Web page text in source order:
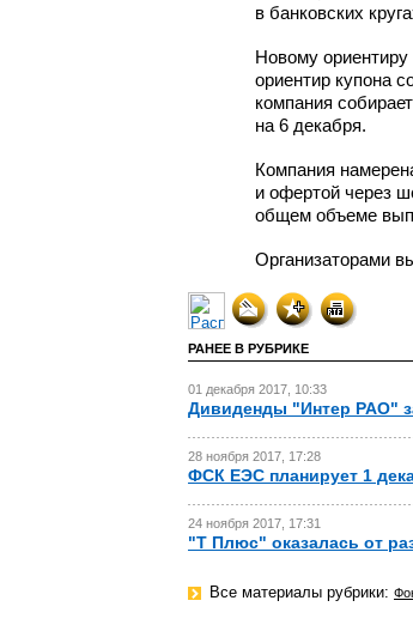
в банковских
Новому
ориентир купона
компания
на 6 декабря.
Компания
и офертой через
общем объеме
Организаторами
РАНЕЕ В РУБРИКЕ
01 декабря 2017, 10:33
Дивиденды "Интер РАО"
28 ноября 2017, 17:28
ФСК ЕЭС планирует 1
24 ноября 2017, 17:31
"Т Плюс" оказалась от
Все материалы рубрики: